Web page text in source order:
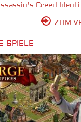
Creed
ZUM
SPIELE